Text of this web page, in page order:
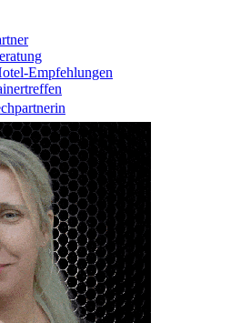
Empfehlungen